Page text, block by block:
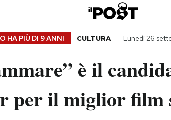
HA PIÙ DI 9 ANNI CULTURA Lunedì 26
è il
per il miglior film